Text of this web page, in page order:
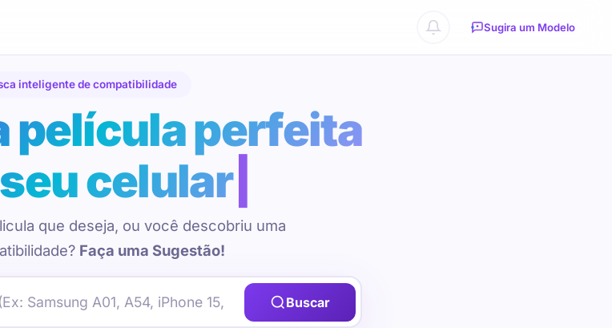
Sugira um Modelo
inteligente de compatibilidade
película perfeita
celular
que deseja, ou você descobriu uma
Faça uma Sugestão!
Buscar